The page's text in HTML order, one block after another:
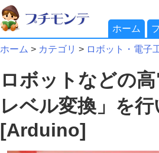
ホーム
ホーム > カテゴリ > ロボット・電子
ロボットなどの
レベル変換」を
[Arduino]